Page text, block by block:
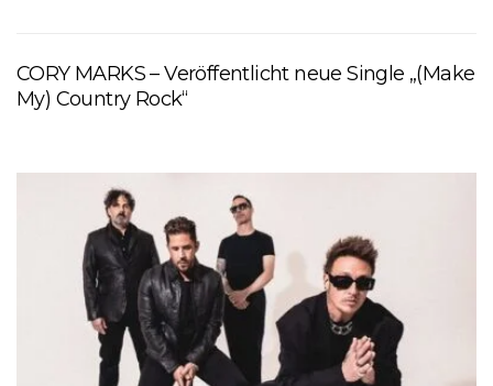
CORY MARKS – Veröffentlicht neue Single „(Make
My) Country Rock“